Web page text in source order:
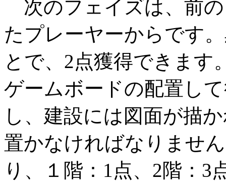
次のフェイズは、前
たプレーヤーからです
とで、2点獲得できます
ゲームボードの配置し
し、建設には図面が描
置かなければなりませ
り、１階：1点、2階：3